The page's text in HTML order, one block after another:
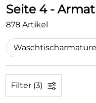
Seite 4 -
878 Artikel
Filter (3)